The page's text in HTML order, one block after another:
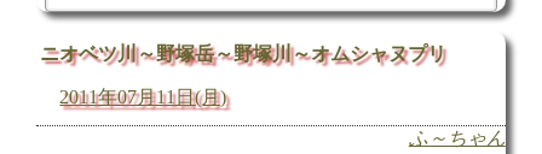
ニオベツ川～野塚岳～野塚川～オムシャヌプリ
2011年07月11日(月)
ふ～ちゃん